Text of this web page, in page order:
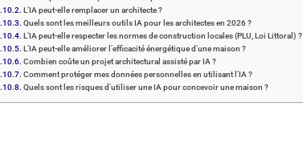
L’IA peut-elle remplacer un architecte ?
Quels sont les meilleurs outils IA pour les architectes en 2026 ?
L’IA peut-elle respecter les normes de construction locales (PLU, Loi Littoral) ?
L’IA peut-elle améliorer l’efficacité énergétique d’une maison ?
Combien coûte un projet architectural assisté par IA ?
Comment protéger mes données personnelles en utilisant l’IA ?
Quels sont les risques d’utiliser une IA pour concevoir une maison ?